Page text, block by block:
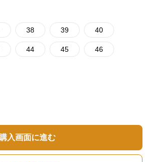
38 39 40
44 45 46
購入画面に進む